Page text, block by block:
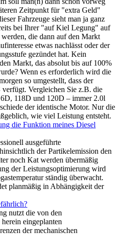
Zeitpunkt für "extra Geld"
Fahrzeuge sieht man ja ganz
bei Ihrer "auf Kiel Legung" auf
die dann auf den Markt
etwas nachlässt oder der
gezündet hat. Kein
Markt, das absolut bis auf 100%
Wenn es erforderlich wird die
so umgestellt, dass der
verfügt. Vergleichen Sie z.B. die
118D und 120D – immer 2.0l
der identische Motor. Nur die
wie viel Leistung entsteht.
die Funktion meines Diesel
ausgeführte
der Partikelemission den
noch Kat werden übermäßig
der Leistungsoptimierung wird
ständig überwacht.
planmäßig in Abhängigkeit der
nutzt die von den
eingeplanten
der mechanischen